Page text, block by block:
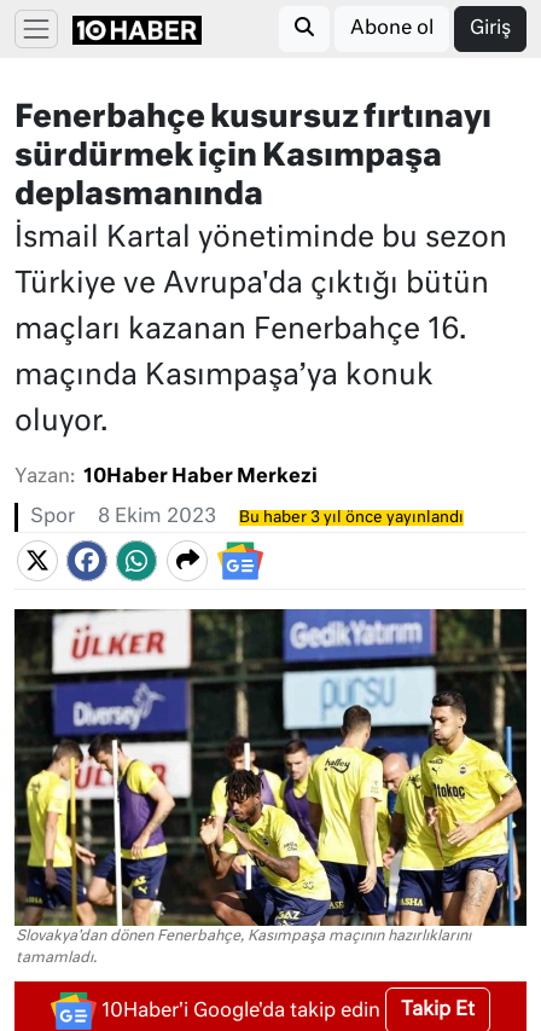
Abone ol Giriş
Fenerbahçe kusursuz fırtınayı
sürdürmek için Kasımpaşa
deplasmanında
İsmail Kartal yönetiminde bu sezon
Türkiye ve Avrupa'da çıktığı bütün
maçları kazanan Fenerbahçe 16.
maçında Kasımpaşa’ya konuk
oluyor.
Yazan: 10Haber Haber Merkezi
Spor 8 Ekim 2023 Bu haber 3 yıl önce yayınlandı
Slovakya'dan dönen Fenerbahçe, Kasımpaşa maçının hazırlıklarını
tamamladı.
10Haber'i Google'da takip edin Takip Et